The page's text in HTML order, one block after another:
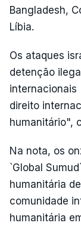
Bangladesh,
Líbia.
Os ataques
detenção
direito
humanitário",
Na nota, os
`Global
humanitária
comunidade
humanitária